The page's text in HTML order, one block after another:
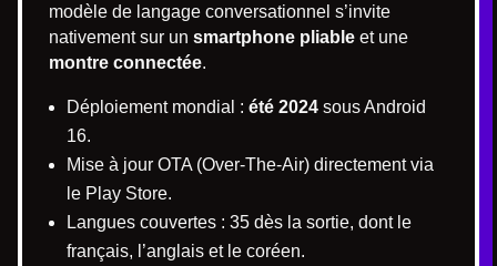
modèle de langage conversationnel s’invite
nativement sur un smartphone pliable et une
montre connectée.
Déploiement mondial : été 2024 sous Android
16.
Mise à jour OTA (Over-The-Air) directement via
le Play Store.
Langues couvertes : 35 dès la sortie, dont le
français, l’anglais et le coréen.